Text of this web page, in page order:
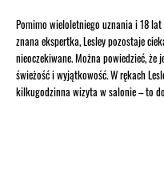
Pomimo wieloletniego uznania i 18
znana ekspertka, Lesley pozostaje
nieoczekiwane. Można powiedzieć,
świeżość i wyjątkowość. W rękach
kilkugodzinna wizyta w salonie – to